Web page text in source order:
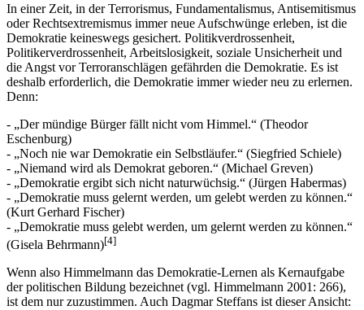
In einer Zeit, in der Terrorismus, Fundamentalismus, Antisemitismus
oder Rechtsextremismus immer neue Aufschwünge erleben, ist die
Demokratie keineswegs gesichert. Politikverdrossenheit,
Politikerverdrossenheit, Arbeitslosigkeit, soziale Unsicherheit und
die Angst vor Terroranschlägen gefährden die Demokratie. Es ist
deshalb erforderlich, die Demokratie immer wieder neu zu erlernen.
Denn:
- „Der mündige Bürger fällt nicht vom Himmel.“ (Theodor
Eschenburg)
- „Noch nie war Demokratie ein Selbstläufer.“ (Siegfried Schiele)
- „Niemand wird als Demokrat geboren.“ (Michael Greven)
- „Demokratie ergibt sich nicht naturwüchsig.“ (Jürgen Habermas)
- „Demokratie muss gelernt werden, um gelebt werden zu können.“
(Kurt Gerhard Fischer)
- „Demokratie muss gelebt werden, um gelernt werden zu können.“
(Gisela Behrmann)[4]
Wenn also Himmelmann das Demokratie-Lernen als Kernaufgabe
der politischen Bildung bezeichnet (vgl. Himmelmann 2001: 266),
ist dem nur zuzustimmen. Auch Dagmar Steffans ist dieser Ansicht: